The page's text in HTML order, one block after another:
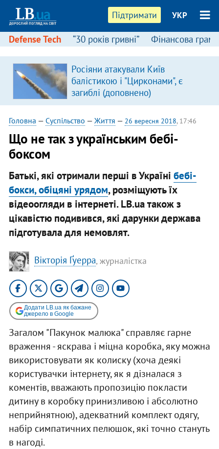
Підтримати УКР
Defense Tech “30 років гривні” Фінансова
Росіяни атакували Київ
балістикою і "Цирконами", є
загиблі (доповнено)
Головна — Суспільство — Життя — 26 вересня 2018, 17:46
Що не так з українським бебі-
боксом
Батькі, які отримали перші в Україні бебі-
бокси, обіцяні урядом, розміщують їх
відеоогляди в інтернеті. LB.ua також з
цікавістю подивився, які дарунки держава
підготувала для немовлят.
Вікторія Ґуерра, журналістка
Додати LB.ua як бажане
джерело в Google
Загалом "Пакунок малюка" справляє гарне
враження - яскрава і міцна коробка, яку можна
використовувати як колиску (хоча деякі
користувачки інтернету, як я дізналася з
коментів, вважають пропозицію покласти
дитину в коробку принизливою і абсолютно
неприйнятною), адекватний комплект одягу,
набір симпатичних пелюшок, які точно стануть
в нагоді.